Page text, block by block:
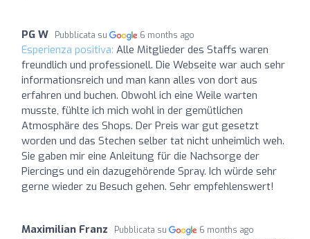
PG W Pubblicata su 6 months ago
Esperienza positiva: Alle Mitglieder des Staffs waren
freundlich und professionell. Die Webseite war auch sehr
informationsreich und man kann alles von dort aus
erfahren und buchen. Obwohl ich eine Weile warten
musste, fühlte ich mich wohl in der gemütlichen
Atmosphäre des Shops. Der Preis war gut gesetzt
worden und das Stechen selber tat nicht unheimlich weh.
Sie gaben mir eine Anleitung für die Nachsorge der
Piercings und ein dazugehörende Spray. Ich würde sehr
gerne wieder zu Besuch gehen. Sehr empfehlenswert!
Maximilian Franz Pubblicata su 6 months ago